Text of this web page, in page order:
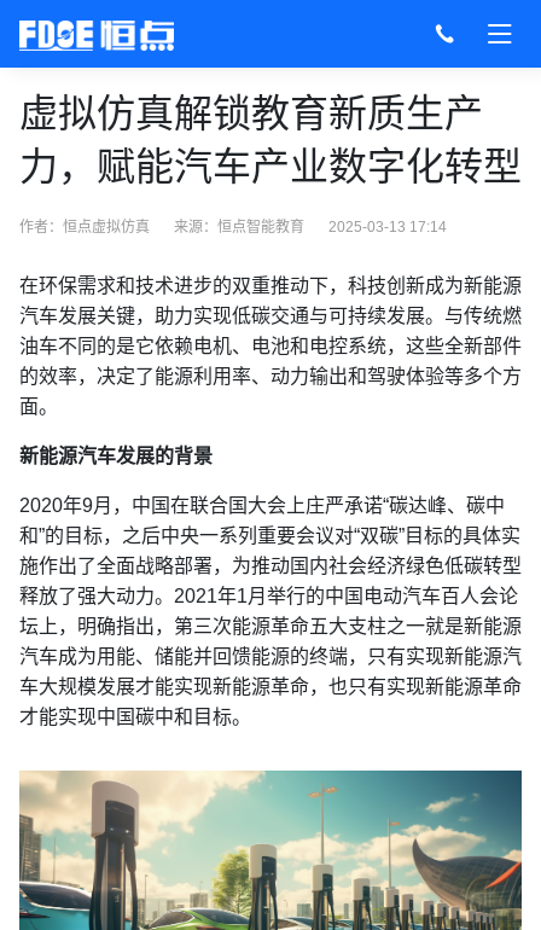
虚拟仿真解锁教育新质生产
力，赋能汽车产业数字化转型
作者：恒点虚拟仿真 来源： 恒点智能教育 2025-03-13 17:14
在环保需求和技术进步的双重推动下，科技创新成为新能源
汽车发展关键，助力实现低碳交通与可持续发展。与传统燃
油车不同的是它依赖电机、电池和电控系统，这些全新部件
的效率，决定了能源利用率、动力输出和驾驶体验等多个方
面。
新能源汽车发展的背景
2020年9月，中国在联合国大会上庄严承诺“碳达峰、碳中
和”的目标，之后中央一系列重要会议对“双碳”目标的具体实
施作出了全面战略部署，为推动国内社会经济绿色低碳转型
释放了强大动力。2021年1月举行的中国电动汽车百人会论
坛上，明确指出，第三次能源革命五大支柱之一就是新能源
汽车成为用能、储能并回馈能源的终端，只有实现新能源汽
车大规模发展才能实现新能源革命，也只有实现新能源革命
才能实现中国碳中和目标。